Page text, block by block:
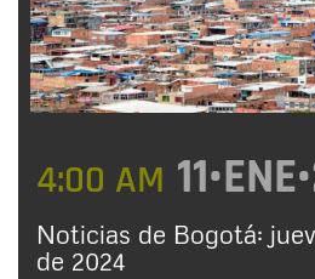
4:00 AM
Noticias de Bogotá:
de 2024